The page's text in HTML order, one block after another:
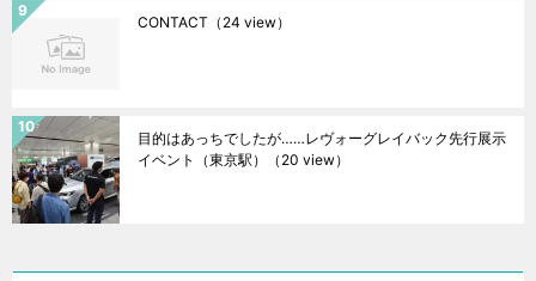
CONTACT （24 view）
目的はあっちでしたが……レヴォーグレイバック先行展示
イベント（東京駅）
（20 view）